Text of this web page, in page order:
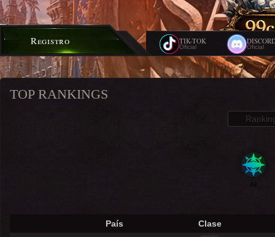
Registro TIK-TOK
Oficial Oficial
TOP RANKINGS
All
País Clase